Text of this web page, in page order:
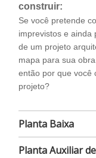
construir:
Se você pretende
imprevistos e ainda
de um projeto
mapa para sua
então por que você
projeto?
Planta Baixa
Planta Auxiliar